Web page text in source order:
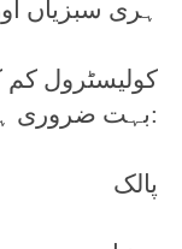
7. ہری سبزیاں
کولیسٹرول کم
بہت ضروری ہے۔ ہری سبزیاں اور پھل جیسے:
پالک